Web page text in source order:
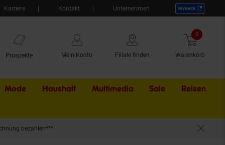
Karriere Kontakt Unternehmen
Prospekte Mein Konto Filiale finden Warenkorb
0 Artikel
Mode Haushalt Multimedia Sale Externer
Reisen
bezahlen***